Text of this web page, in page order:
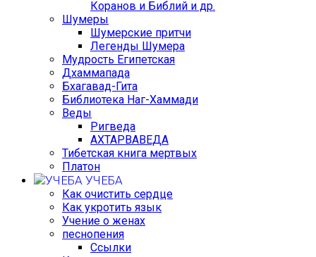
Коранов и Библий и др.
Шумеры
Шумерские притчи
Легенды Шумера
Мудрость Египетская
Дхаммапада
Бхагавад-Гита
Библиотека Наг-Хаммади
Веды
Ригведа
АХТАРВАВЕДА
Тибетская книга мертвых
Платон
УЧЕБА
Как очистить сердце
Как укротить язык
Учение о женах
песнопения
Ссылки